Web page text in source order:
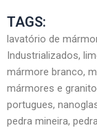
TAGS:
lavatório de
Industrializados,
mármore branco,
mármores e
portugues,
pedra mineira,